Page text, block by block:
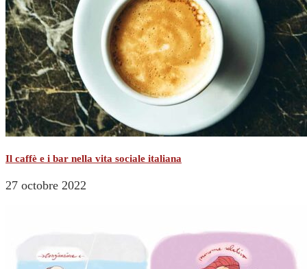
Il caffè e i bar nella vita sociale italiana
27 octobre 2022